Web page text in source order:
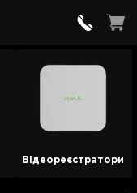
Відеореєстратори